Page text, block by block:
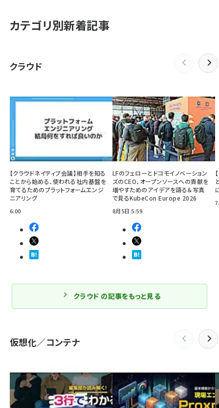
カテゴリ別新着記事
クラウド
【クラウドネイティブ会議】相手を知る
ことから始める、使われる社内基盤を
育てるためのプラットフォームエンジ
ニアリング
6:00
LFのフェローとドコモイノベーション
ズのCEO、オープンソースへの貢献を
増やすためのアイデアを語る＆写真
で見るKubeCon Europe 2026
8月5日 5:59
クラウド の記事をもっと見る
仮想化／コンテナ